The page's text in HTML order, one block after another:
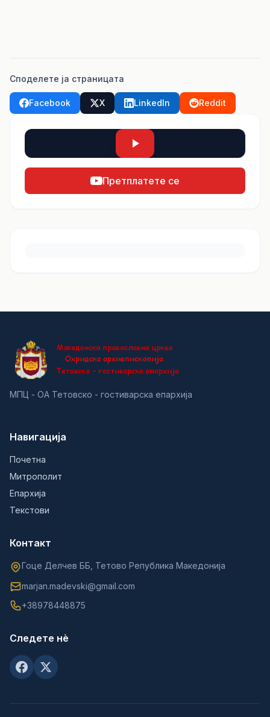
Споделете ја страницата
Facebook X LinkedIn Reddit
Претплатете се
МПЦ - ОА Тетовско - гостиварска епархија
Навигација
Почетна
Митрополит
Епархија
Текстови
Контакт
Гоце Делчев ББ, Тетово Република Македонија
marjan.madevski@gmail.com
+38978448875
Следете нè